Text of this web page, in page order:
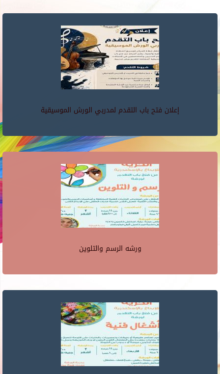
إعلان فتح باب التقدم لمدربي الورش الموسيقية
ورشه الرسم والتلوين